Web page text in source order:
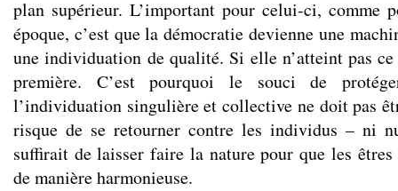
plan supérieur. L’important pour celui-ci, comme
époque, c’est que la démocratie devienne une
une individuation de qualité. Si elle n’atteint pas
première. C’est pourquoi le souci de
l’individuation singulière et collective ne doit pas
risque de se retourner contre les individus – ni
suffirait de laisser faire la nature pour que les êtres
de manière harmonieuse.